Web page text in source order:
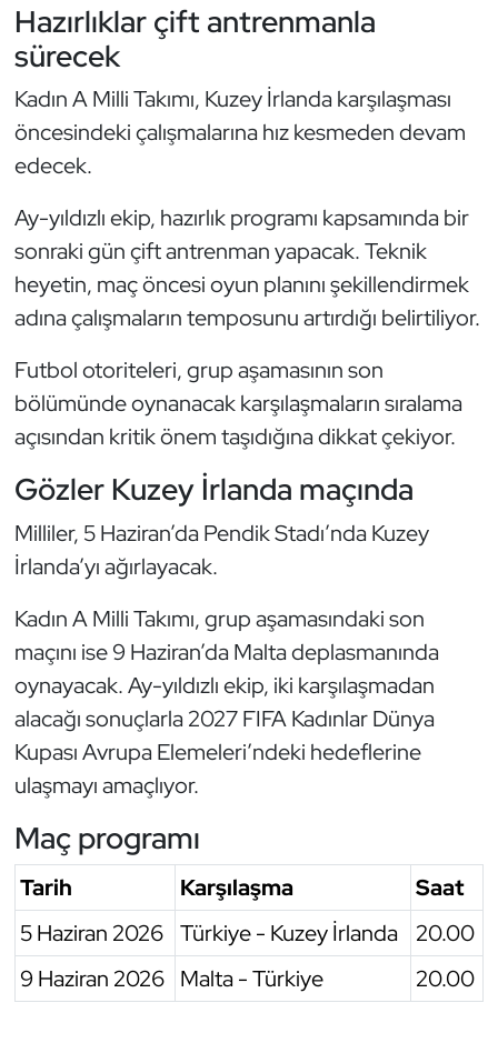
Hazırlıklar çift antrenmanla
sürecek
Kadın A Milli Takımı, Kuzey İrlanda karşılaşması
öncesindeki çalışmalarına hız kesmeden devam
edecek.
Ay-yıldızlı ekip, hazırlık programı kapsamında bir
sonraki gün çift antrenman yapacak. Teknik
heyetin, maç öncesi oyun planını şekillendirmek
adına çalışmaların temposunu artırdığı belirtiliyor.
Futbol otoriteleri, grup aşamasının son
bölümünde oynanacak karşılaşmaların sıralama
açısından kritik önem taşıdığına dikkat çekiyor.
Gözler Kuzey İrlanda maçında
Milliler, 5 Haziran’da Pendik Stadı’nda Kuzey
İrlanda’yı ağırlayacak.
Kadın A Milli Takımı, grup aşamasındaki son
maçını ise 9 Haziran’da Malta deplasmanında
oynayacak. Ay-yıldızlı ekip, iki karşılaşmadan
alacağı sonuçlarla 2027 FIFA Kadınlar Dünya
Kupası Avrupa Elemeleri’ndeki hedeflerine
ulaşmayı amaçlıyor.
Maç programı
Tarih Karşılaşma
Saat
5 Haziran 2026 Türkiye - Kuzey İrlanda
20.00
9 Haziran 2026 Malta - Türkiye 20.00
Kayak
Kempo
Kick Boks
Masa Tenisi
Modern Pentatlon
Motor Sporları
Muay Thai
Okçuluk
Optimist
Özel Sporcular
Paralimpik
Ragbi
Su Topu
Sualtı Sporları
Tekvando